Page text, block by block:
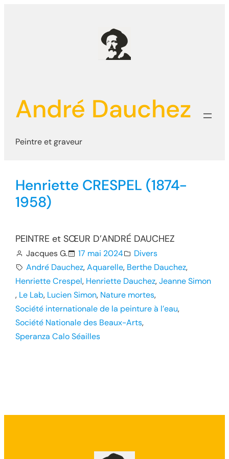
André Dauchez
Peintre et graveur
Henriette CRESPEL (1874-
1958)
PEINTRE et SŒUR D’ANDRÉ DAUCHEZ
Jacques G. 17 mai 2024
Divers
André Dauchez, Aquarelle, Berthe Dauchez,
Henriette Crespel, Henriette Dauchez, Jeanne Simon
, Le Lab, Lucien Simon, Nature mortes,
Société internationale de la peinture à l’eau,
Société Nationale des Beaux-Arts,
Speranza Calo Séailles